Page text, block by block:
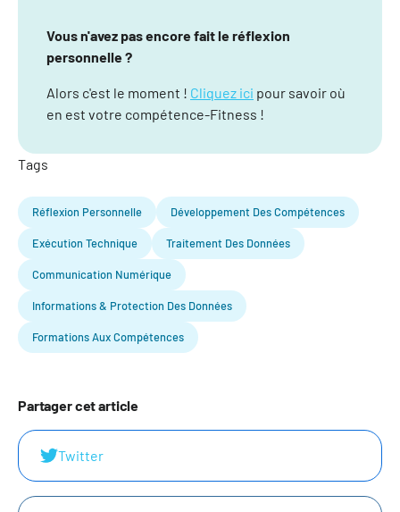
Vous n'avez pas encore fait le réflexion
personnelle ?
Alors c'est le moment ! Cliquez ici pour savoir où
en est votre compétence-Fitness !
Tags
Réflexion Personnelle Développement Des Compétences
Exécution Technique Traitement Des Données
Communication Numérique
Informations & Protection Des Données
Formations Aux Compétences
Partager cet article
Twitter